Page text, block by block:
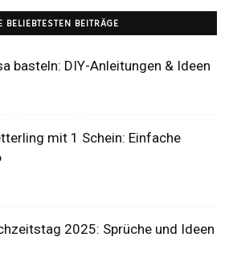
BELIEBTESTEN BEITRÄGE
basteln: DIY-Anleitungen & Ideen
mit 1 Schein: Einfache
2025: Sprüche und Ideen